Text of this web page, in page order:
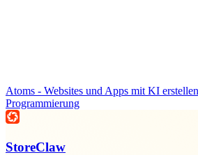
Atoms - Websites und Apps mit KI
Programmierung
StoreClaw